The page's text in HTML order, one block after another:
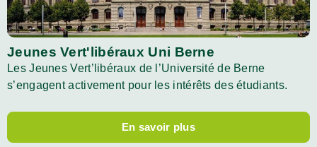
Jeunes Vert'libéraux Uni Berne
Les Jeunes Vert’libéraux de l’Université de Berne
s’engagent activement pour les intérêts des étudiants.
En savoir plus